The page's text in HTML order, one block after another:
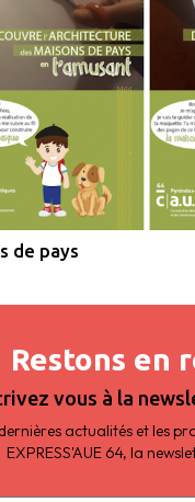
de pays
Restons en
vous à la
actualités et les
EXPRESS'AUE 64, la